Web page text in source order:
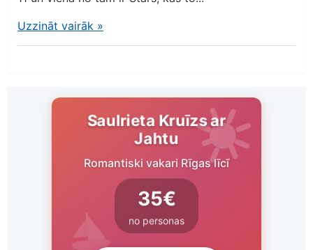
Uzzināt vairāk »
Saulrieta Kruīzs ar
Jahtu
Romantiski vakari Rīgas līcī
35€
no personas